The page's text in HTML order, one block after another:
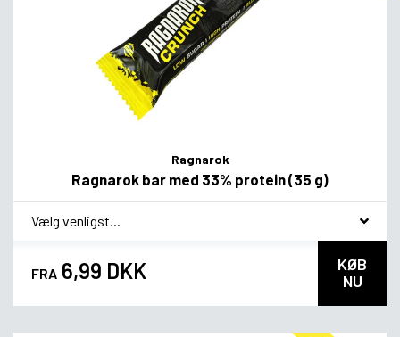
Ragnarok
Ragnarok bar med 33% protein (35 g)
* Smagsvariant
FRA 6,99 DKK
KØB
NU